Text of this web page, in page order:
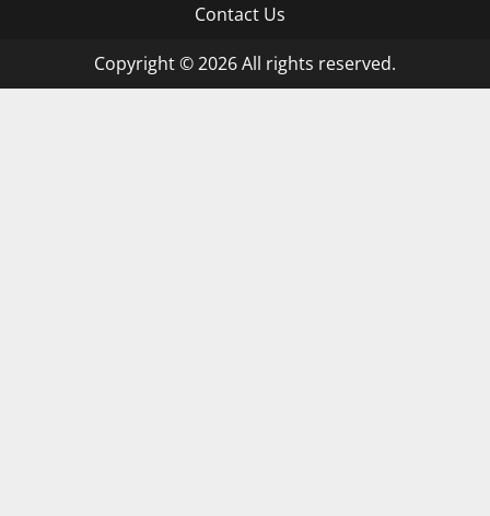
Contact Us
Copyright © 2026 All rights reserved.